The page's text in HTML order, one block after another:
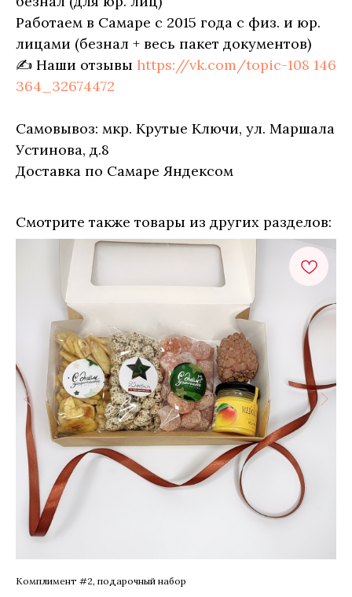
Работаем в Самаре с 2015 года с физ. и юр.
лицами (безнал + весь пакет документов)
✍ Наши отзывы https://vk.com/topic-108 146
364_32674472
Самовывоз: мкр. Крутые Ключи, ул. Маршала
Устинова, д.8
Доставка по Самаре Яндексом
Смотрите также товары из других разделов:
Комплимент #2, подарочный набор